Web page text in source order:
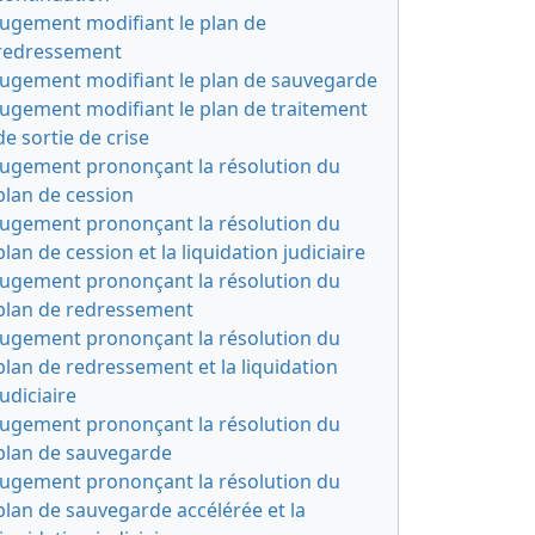
modifiant le plan de
modifiant le plan de sauvegarde
modifiant le plan de traitement
sortie de crise
prononçant la résolution du
de cession
prononçant la résolution du
de cession et la liquidation judiciaire
prononçant la résolution du
de redressement
prononçant la résolution du
de redressement et la liquidation
prononçant la résolution du
de sauvegarde
prononçant la résolution du
de sauvegarde accélérée et la